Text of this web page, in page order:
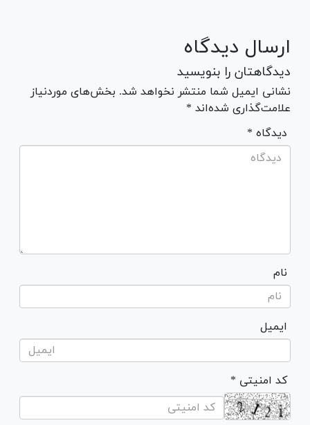
ارسال دیدگاه
دیدگاهتان را بنویسید
نشانی ایمیل شما منتشر نخواهد شد. بخش‌های موردنیاز
علامت‌گذاری شده‌اند *
* دیدگاه
نام
ایمیل
* کد امنیتی